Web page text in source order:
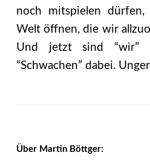
noch mitspielen
Welt öffnen, die wir
Und jetzt sind “wir”
“Schwachen” dabei.
Über Martin Böttger: